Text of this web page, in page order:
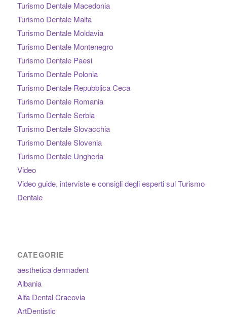
Turismo Dentale Macedonia
Turismo Dentale Malta
Turismo Dentale Moldavia
Turismo Dentale Montenegro
Turismo Dentale Paesi
Turismo Dentale Polonia
Turismo Dentale Repubblica Ceca
Turismo Dentale Romania
Turismo Dentale Serbia
Turismo Dentale Slovacchia
Turismo Dentale Slovenia
Turismo Dentale Ungheria
Video
Video guide, interviste e consigli degli esperti sul Turismo
Dentale
CATEGORIE
aesthetica dermadent
Albania
Alfa Dental Cracovia
ArtDentistic